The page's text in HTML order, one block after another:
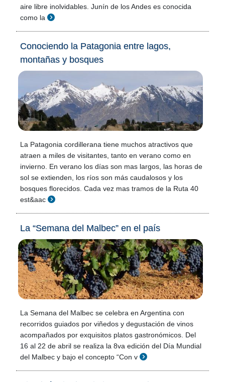
aire libre inolvidables. Junín de los Andes es conocida
como la
Conociendo la Patagonia entre lagos,
montañas y bosques
La Patagonia cordillerana tiene muchos atractivos que
atraen a miles de visitantes, tanto en verano como en
invierno. En verano los días son mas largos, las horas de
sol se extienden, los ríos son más caudalosos y los
bosques florecidos. Cada vez mas tramos de la Ruta 40
est&aac
La “Semana del Malbec” en el país
La Semana del Malbec se celebra en Argentina con
recorridos guiados por viñedos y degustación de vinos
acompañados por exquisitos platos gastronómicos. Del
16 al 22 de abril se realiza la 8va edición del Día Mundial
del Malbec y bajo el concepto “Con v